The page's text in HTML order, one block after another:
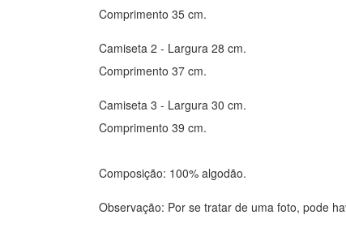
Comprimento 35 cm.
Camiseta 2 - Largura 28 cm.
Comprimento 37 cm.
Camiseta 3 - Largura 30 cm.
Comprimento 39 cm.
Composição: 100% algodão.
Observação: Por se tratar de uma foto, pode